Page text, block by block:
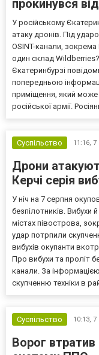
прокинувся
У російському
атаку дронів. Під
OSINT-канали,
один склад
Єкатеринбурзі
попередньою
приміщення, який
російської армії.
Суспільство 11:16, 7
Дрони
Керчі серія
У ніч на 7 серпня
безпілотників. Вибухи
містах півострова,
удар потрпили
вибухів окупанти
Про вибухи та проліт
канали. За
скупченню техніки в
Суспільство 10:13, 7
Ворог